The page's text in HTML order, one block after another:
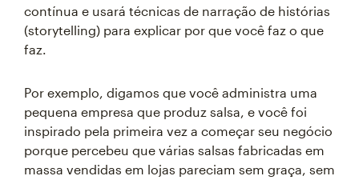
contínua e usará técnicas de narração de histórias
(storytelling) para explicar por que você faz o que
faz.
Por exemplo, digamos que você administra uma
pequena empresa que produz salsa, e você foi
inspirado pela primeira vez a começar seu negócio
porque percebeu que várias salsas fabricadas em
massa vendidas em lojas pareciam sem graça, sem